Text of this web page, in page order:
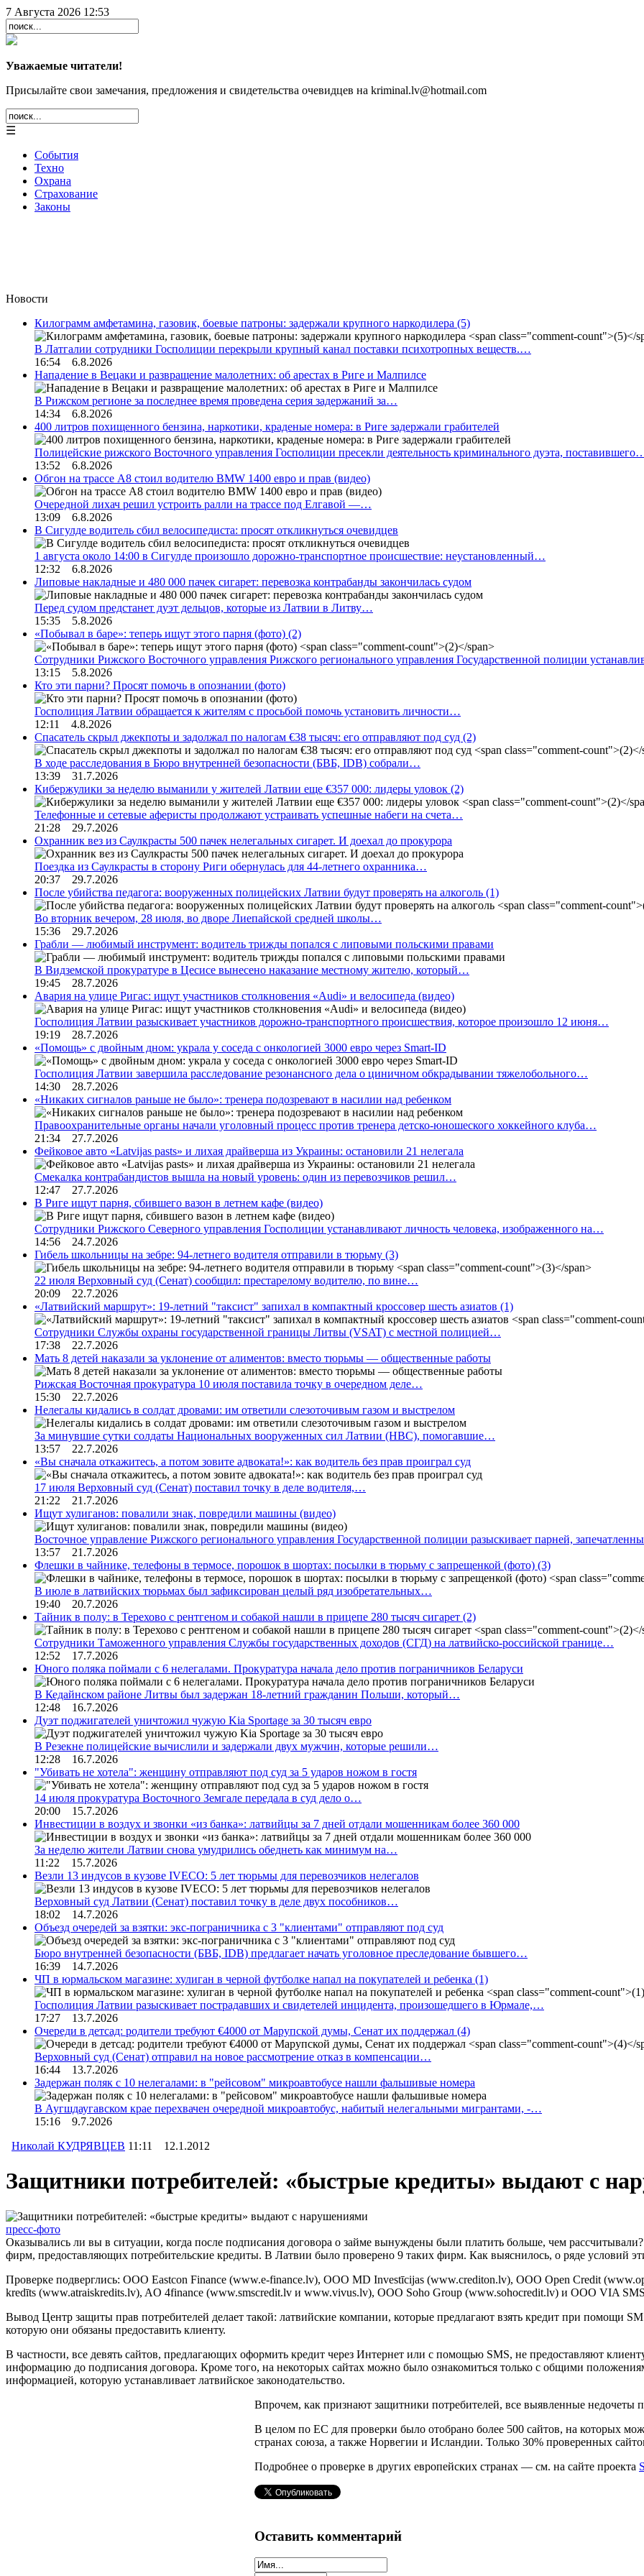
7 Августа 2026 12:53
Уважаемые читатели!
Присылайте свои замечания, предложения и свидетельства очевидцев на kriminal.lv@hotmail.com
☰
События
Техно
Охрана
Страхование
Законы
Новости
Килограмм амфетамина, газовик, боевые патроны: задержали крупного наркодилера (5)
В Латгалии сотрудники Госполиции перекрыли крупный канал поставки психотропных веществ.…
16:54 6.8.2026
Нападение в Вецаки и развращение малолетних: об арестах в Риге и Малпилсе
В Рижском регионе за последнее время проведена серия задержаний за…
14:34 6.8.2026
400 литров похищенного бензина, наркотики, краденые номера: в Риге задержали грабителей
Полицейские рижского Восточного управления Госполиции пресекли деятельность криминального дуэта,
13:52 6.8.2026
Обгон на трассе А8 стоил водителю BMW 1400 евро и прав (видео)
Очередной лихач решил устроить ралли на трассе под Елгавой —…
13:09 6.8.2026
В Сигулде водитель сбил велосипедиста: просят откликнуться очевидцев
1 августа около 14:00 в Сигулде произошло дорожно-транспортное происшествие: неустановленный…
12:32 6.8.2026
Липовые накладные и 480 000 пачек сигарет: перевозка контрабанды закончилась судом
Перед судом предстанет дуэт дельцов, которые из Латвии в Литву…
15:35 5.8.2026
«Побывал в баре»: теперь ищут этого парня (фото) (2)
Сотрудники Рижского Восточного управления Рижского регионального управления Государственной полиции
13:15 5.8.2026
Кто эти парни? Просят помочь в опознании (фото)
Госполиция Латвии обращается к жителям с просьбой помочь установить личности…
12:11 4.8.2026
Спасатель скрыл джекпоты и задолжал по налогам €38 тысяч: его отправляют под суд (2)
В ходе расследования в Бюро внутренней безопасности (БВБ, IDB) собрали…
13:39 31.7.2026
Кибержулики за неделю выманили у жителей Латвии еще €357 000: лидеры уловок (2)
Телефонные и сетевые аферисты продолжают устраивать успешные набеги на счета…
21:28 29.7.2026
Охранник вез из Саулкрасты 500 пачек нелегальных сигарет. И доехал до прокурора
Поездка из Саулкрасты в сторону Риги обернулась для 44-летнего охранника…
20:37 29.7.2026
После убийства педагога: вооруженных полицейских Латвии будут проверять на алкоголь (1)
Во вторник вечером, 28 июля, во дворе Лиепайской средней школы…
15:36 29.7.2026
Грабли — любимый инструмент: водитель трижды попался с липовыми польскими правами
В Видземской прокуратуре в Цесисе вынесено наказание местному жителю, который…
19:45 28.7.2026
Авария на улице Ригас: ищут участников столкновения «Audi» и велосипеда (видео)
Госполиция Латвии разыскивает участников дорожно-транспортного происшествия, которое произошло 12 июня…
19:19 28.7.2026
«Помощь» с двойным дном: украла у соседа с онкологией 3000 евро через Smart-ID
Госполиция Латвии завершила расследование резонансного дела о циничном обкрадывании тяжелобольного…
14:30 28.7.2026
«Никаких сигналов раньше не было»: тренера подозревают в насилии над ребенком
Правоохранительные органы начали уголовный процесс против тренера детско-юношеского хоккейного клуба…
21:34 27.7.2026
Фейковое авто «Latvijas pasts» и лихая драйверша из Украины: остановили 21 нелегала
Смекалка контрабандистов вышла на новый уровень: один из перевозчиков решил…
12:47 27.7.2026
В Риге ищут парня, сбившего вазон в летнем кафе (видео)
Сотрудники Рижского Северного управления Госполиции устанавливают личность человека, изображенного на…
14:56 24.7.2026
Гибель школьницы на зебре: 94-летнего водителя отправили в тюрьму (3)
22 июля Верховный суд (Сенат) сообщил: престарелому водителю, по вине…
20:09 22.7.2026
«Латвийский маршрут»: 19-летний "таксист" запихал в компактный кроссовер шесть азиатов (1)
Сотрудники Службы охраны государственной границы Литвы (VSAT) с местной полицией…
17:38 22.7.2026
Мать 8 детей наказали за уклонение от алиментов: вместо тюрьмы — общественные работы
Рижская Восточная прокуратура 10 июля поставила точку в очередном деле…
15:30 22.7.2026
Нелегалы кидались в солдат дровами: им ответили слезоточивым газом и выстрелом
За минувшие сутки солдаты Национальных вооруженных сил Латвии (НВС), помогавшие…
13:57 22.7.2026
«Вы сначала откажитесь, а потом зовите адвоката!»: как водитель без прав проиграл суд
17 июля Верховный суд (Сенат) поставил точку в деле водителя,…
21:22 21.7.2026
Ищут хулиганов: повалили знак, повредили машины (видео)
Восточное управление Рижского регионального управления Государственной полиции разыскивает парней,
13:57 21.7.2026
Флешки в чайнике, телефоны в термосе, порошок в шортах: посылки в тюрьму с запрещенкой (фото) (3)
В июле в латвийских тюрьмах был зафиксирован целый ряд изобретательных…
19:40 20.7.2026
Тайник в полу: в Терехово с рентгеном и собакой нашли в прицепе 280 тысяч сигарет (2)
Сотрудники Таможенного управления Службы государственных доходов (СГД) на латвийско-российской границе…
12:52 17.7.2026
Юного поляка поймали с 6 нелегалами. Прокуратура начала дело против пограничников Беларуси
В Кедайнском районе Литвы был задержан 18-летний гражданин Польши, который…
12:48 16.7.2026
Дуэт поджигателей уничтожил чужую Kia Sportage за 30 тысяч евро
В Резекне полицейские вычислили и задержали двух мужчин, которые решили…
12:28 16.7.2026
"Убивать не хотела": женщину отправляют под суд за 5 ударов ножом в гостя
14 июля прокуратура Восточного Земгале передала в суд дело о…
20:00 15.7.2026
Инвестиции в воздух и звонки «из банка»: латвийцы за 7 дней отдали мошенникам более 360 000
За неделю жители Латвии снова умудрились обеднеть как минимум на…
11:22 15.7.2026
Везли 13 индусов в кузове IVECO: 5 лет тюрьмы для перевозчиков нелегалов
Верховный суд Латвии (Сенат) поставил точку в деле двух пособников…
18:02 14.7.2026
Объезд очередей за взятки: экс-пограничника с 3 "клиентами" отправляют под суд
Бюро внутренней безопасности (БВБ, IDB) предлагает начать уголовное преследование бывшего…
16:39 14.7.2026
ЧП в юрмальском магазине: хулиган в черной футболке напал на покупателей и ребенка (1)
Госполиция Латвии разыскивает пострадавших и свидетелей инцидента, произошедшего в Юрмале,…
17:27 13.7.2026
Очереди в детсад: родители требуют €4000 от Марупской думы, Сенат их поддержал (4)
Верховный суд (Сенат) отправил на новое рассмотрение отказ в компенсации…
16:44 13.7.2026
Задержан поляк с 10 нелегалами: в "рейсовом" микроавтобусе нашли фальшивые номера
В Аугшдаугавском крае перехвачен очередной микроавтобус, набитый нелегальными мигрантами, -…
15:16 9.7.2026
Николай КУДРЯВЦЕВ 11:11 12.1.2012
Защитники потребителей: «быстрые кредиты» выдают с
пресс-фото
Оказывались ли вы в ситуации, когда после подписания договора о займе вынуждены были платить больше, чем
фирм, предоставляющих потребительские кредиты. В Латвии было проверено 9 таких фирм. Как выяснилось, о ряде условий
Проверке подверглись: ООО Eastcon Finance (www.e-finance.lv), ООО MD Investīcijas (www.crediton.lv), ООО Open Credit
kredīts (www.atraiskredits.lv), AО 4finance (www.smscredit.lv и www.vivus.lv), ООО Soho Group (www.sohocredit.lv) и ООО VIA
Вывод Центр защиты прав потребителей делает такой: латвийские компании, которые предлагают взять кредит при помощи
которую они обязаны предоставить клиенту.
В частности, все девять сайтов, предлагающих оформить кредит через Интернет или с помощью SMS, не предоставляют
информацию до подписания договора. Кроме того, на некоторых сайтах можно было ознакомиться только с общими
информацией, которую устанавливает латвийское законодательство.
Впрочем, как признают защитники потребителей, все выявленные
В целом по ЕС для проверки было отобрано более 500 сайтов, на которых
странах союза, а также Норвегии и Исландии. Только 30% проверенных
Подробнее о проверке в других европейских странах — см. на сайте проекта
Оставить комментарий